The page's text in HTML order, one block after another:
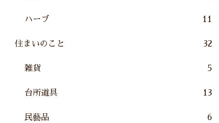
ハーブ 11
住まいのこと 32
雑貨 5
台所道具 13
民藝品 6